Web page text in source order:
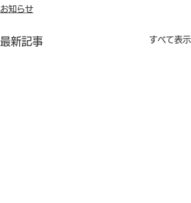
お知らせ
最新記事 すべて表示